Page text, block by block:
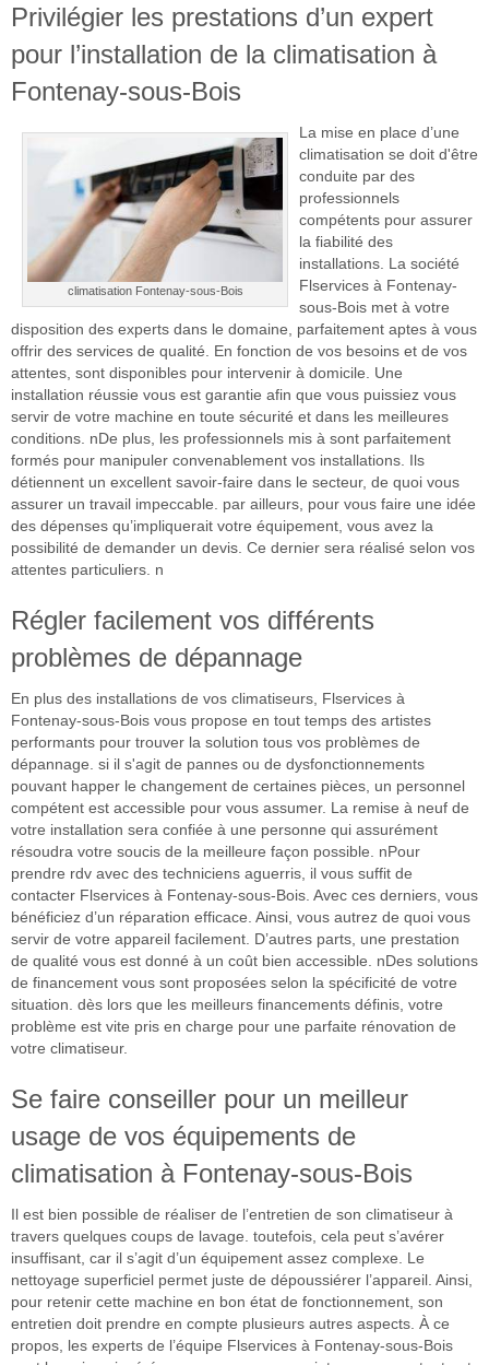
Privilégier les prestations d’un expert
pour l’installation de la climatisation à
Fontenay-sous-Bois
climatisation Fontenay-sous-Bois
La mise en place d’une
climatisation se doit d'être
conduite par des
professionnels
compétents pour assurer
la fiabilité des
installations. La société
Flservices à Fontenay-
sous-Bois met à votre
disposition des experts dans le domaine, parfaitement aptes à vous
offrir des services de qualité. En fonction de vos besoins et de vos
attentes, sont disponibles pour intervenir à domicile. Une
installation réussie vous est garantie afin que vous puissiez vous
servir de votre machine en toute sécurité et dans les meilleures
conditions. nDe plus, les professionnels mis à sont parfaitement
formés pour manipuler convenablement vos installations. Ils
détiennent un excellent savoir-faire dans le secteur, de quoi vous
assurer un travail impeccable. par ailleurs, pour vous faire une idée
des dépenses qu’impliquerait votre équipement, vous avez la
possibilité de demander un devis. Ce dernier sera réalisé selon vos
attentes particuliers. n
Régler facilement vos différents
problèmes de dépannage
En plus des installations de vos climatiseurs, Flservices à
Fontenay-sous-Bois vous propose en tout temps des artistes
performants pour trouver la solution tous vos problèmes de
dépannage. si il s'agit de pannes ou de dysfonctionnements
pouvant happer le changement de certaines pièces, un personnel
compétent est accessible pour vous assumer. La remise à neuf de
votre installation sera confiée à une personne qui assurément
résoudra votre soucis de la meilleure façon possible. nPour
prendre rdv avec des techniciens aguerris, il vous suffit de
contacter Flservices à Fontenay-sous-Bois. Avec ces derniers, vous
bénéficiez d’un réparation efficace. Ainsi, vous autrez de quoi vous
servir de votre appareil facilement. D’autres parts, une prestation
de qualité vous est donné à un coût bien accessible. nDes solutions
de financement vous sont proposées selon la spécificité de votre
situation. dès lors que les meilleurs financements définis, votre
problème est vite pris en charge pour une parfaite rénovation de
votre climatiseur.
Se faire conseiller pour un meilleur
usage de vos équipements de
climatisation à Fontenay-sous-Bois
Il est bien possible de réaliser de l’entretien de son climatiseur à
travers quelques coups de lavage. toutefois, cela peut s’avérer
insuffisant, car il s’agit d’un équipement assez complexe. Le
nettoyage superficiel permet juste de dépoussiérer l’appareil. Ainsi,
pour retenir cette machine en bon état de fonctionnement, son
entretien doit prendre en compte plusieurs autres aspects. À ce
propos, les experts de l’équipe Flservices à Fontenay-sous-Bois